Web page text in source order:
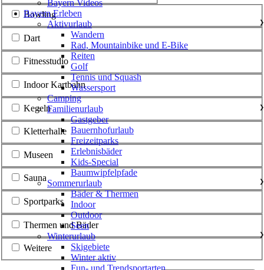
Bowling
Dart
Fitnesstudio
Indoor Kartbahn
Kegeln
Kletterhalle
Museen
Sauna
Sportparks
Thermen und Bäder
Weitere
Bayern Videos
Bayern Erleben
Aktivurlaub
❯
Wandern
Rad, Mountainbike und E-Bike
Reiten
Golf
Tennis und Squash
Wassersport
Camping
Familienurlaub
❯
Gastgeber
Bauernhofurlaub
Freizeitparks
Erlebnisbäder
Kids-Special
Baumwipfelpfade
Sommerurlaub
❯
Bäder & Thermen
Indoor
Outdoor
Seen
Winterurlaub
❯
Skigebiete
Winter aktiv
Fun- und Trendsportarten